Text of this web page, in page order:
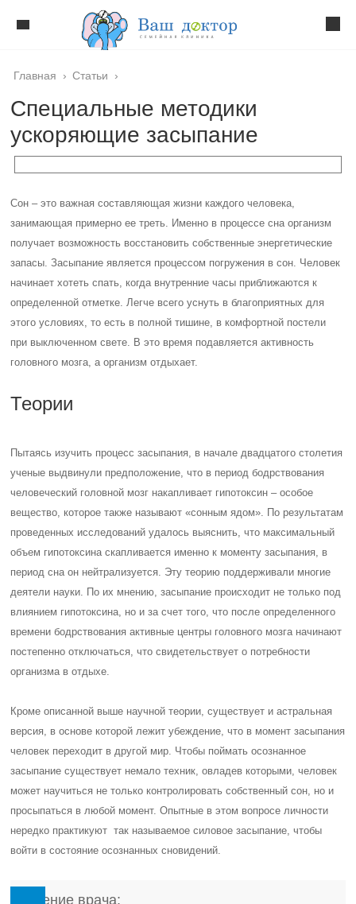
Главная › Статьи ›
Специальные методики
ускоряющие засыпание
Сон – это важная составляющая жизни каждого человека,
занимающая примерно ее треть. Именно в процессе сна организм
получает возможность восстановить собственные энергетические
запасы. Засыпание является процессом погружения в сон. Человек
начинает хотеть спать, когда внутренние часы приближаются к
определенной отметке. Легче всего уснуть в благоприятных для
этого условиях, то есть в полной тишине, в комфортной постели
при выключенном свете. В это время подавляется активность
головного мозга, а организм отдыхает.
Теории
Пытаясь изучить процесс засыпания, в начале двадцатого столетия
ученые выдвинули предположение, что в период бодрствования
человеческий головной мозг накапливает гипотоксин – особое
вещество, которое также называют «сонным ядом». По результатам
проведенных исследований удалось выяснить, что максимальный
объем гипотоксина скапливается именно к моменту засыпания, в
период сна он нейтрализуется. Эту теорию поддерживали многие
деятели науки. По их мнению, засыпание происходит не только под
влиянием гипотоксина, но и за счет того, что после определенного
времени бодрствования активные центры головного мозга начинают
постепенно отключаться, что свидетельствует о потребности
организма в отдыхе.
Кроме описанной выше научной теории, существует и астральная
версия, в основе которой лежит убеждение, что в момент засыпания
человек переходит в другой мир. Чтобы поймать осознанное
засыпание существует немало техник, овладев которыми, человек
может научиться не только контролировать собственный сон, но и
просыпаться в любой момент. Опытные в этом вопросе личности
нередко практикуют так называемое силовое засыпание, чтобы
войти в состояние осознанных сновидений.
Мнение врача: